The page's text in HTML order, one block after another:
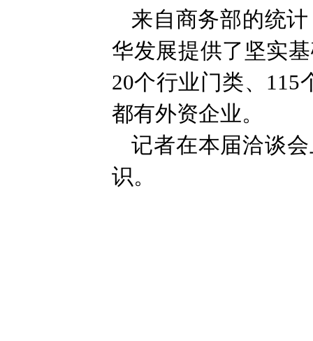
来自商务部的统
华发展提供了坚实
20个行业门类、115
都有外资企业。
记者在本届洽谈
识。